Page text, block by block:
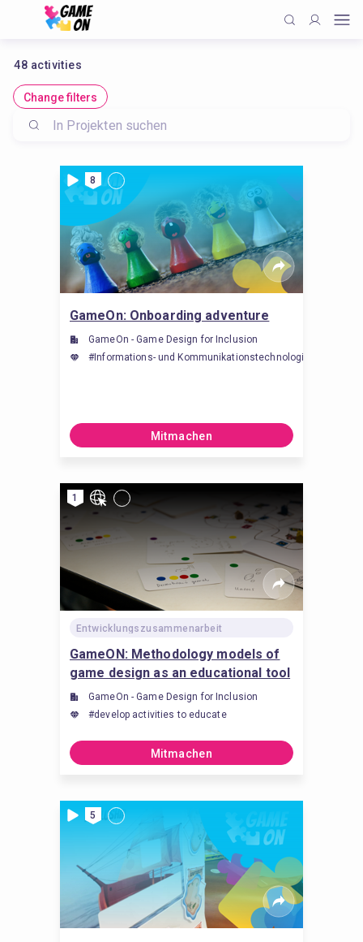
48 activities
Change filters
8
GameOn: Onboarding adventure
GameOn - Game Design for Inclusion
#Informations- und Kommunikationstechnologie,
Mitmachen
1
Entwicklungszusammenarbeit
GameON: Methodology models of
game design as an educational tool
(MeMos)
GameOn - Game Design for Inclusion
#develop activities to educate
Mitmachen
5